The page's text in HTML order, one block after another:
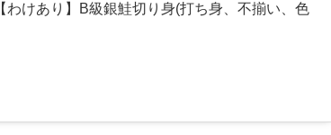
けあり】B級銀鮭切り身(打ち身、不揃い、色